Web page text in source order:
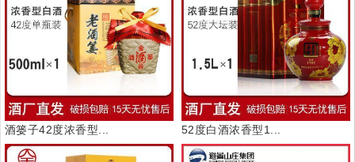
酒篓子42度浓香型... 52度白酒浓香型1...